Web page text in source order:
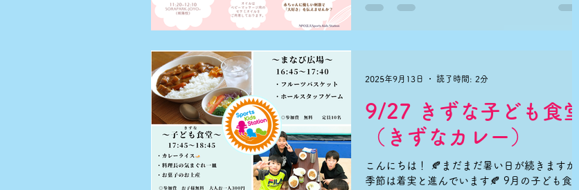
を 募集しております！ ＜作業内容＞ キッチン
ーーーー
かいぬくもりで赤ちゃんと一緒にリラックス♪
9/27 きずな子ども食堂
（きずなカレー）
こんにちは！ 🍂まだまだ暑い日が続きますが
季節は着実と進んでいます🍂 9月の子ども食堂
2025年9月13日 読了時間: 2分